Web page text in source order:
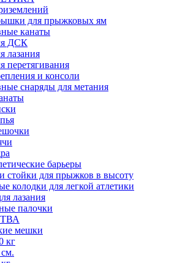
для прыжковых ям
канаты
ДСК
лазания
перетягивания
и консоли
снаряды для метания
барьеры
стойки для прыжков в высоту
колодки для легкой атлетики
лазания
палочки
мешки
кг